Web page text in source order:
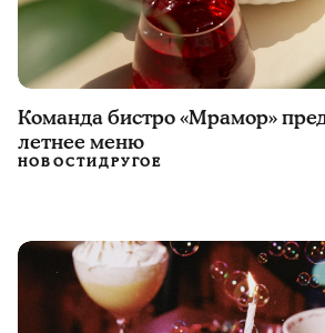
Команда бистро «Мрамор»
летнее меню
НОВОСТИДРУГОЕ